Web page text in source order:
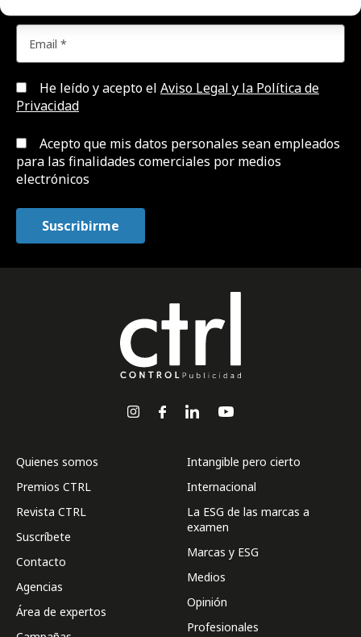
He leído y acepto el Aviso Legal y la Política de
Privacidad
Acepto que mis datos personales sean empleados
para las finalidades comerciales por medios
electrónicos
Quienes somos
Premios CTRL
Revista CTRL
Suscríbete
Contacto
Agencias
Área de expertos
Intangible pero cierto
Internacional
La ESG de las marcas a
examen
Marcas y ESG
Medios
Opinión
Profesionales